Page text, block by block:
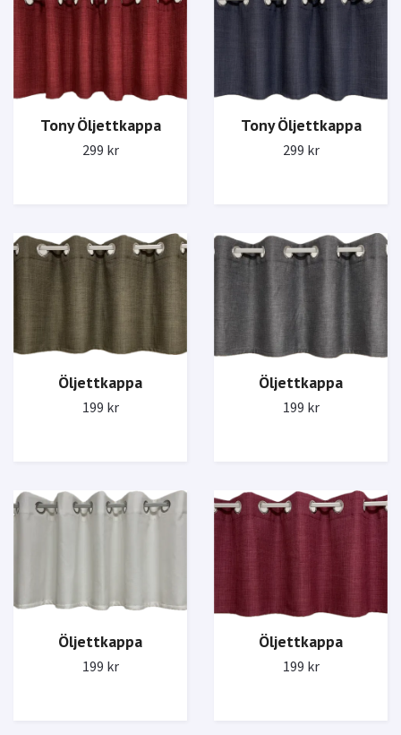
Tony Öljettkappa
299 kr
Tony Öljettkappa
299 kr
Öljettkappa
199 kr
Öljettkappa
199 kr
Öljettkappa
199 kr
Öljettkappa
199 kr